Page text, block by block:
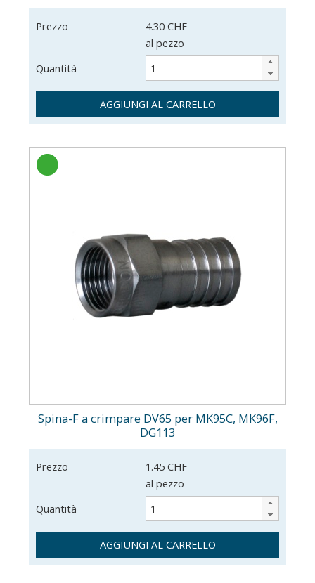
Prezzo
4.30 CHF
al pezzo
Quantità
AGGIUNGI AL CARRELLO
Spina-F a crimpare DV65 per MK95C, MK96F,
DG113
Prezzo
1.45 CHF
al pezzo
Quantità
AGGIUNGI AL CARRELLO